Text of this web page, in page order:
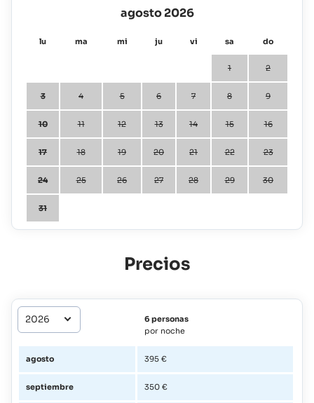
agosto 2026
lu ma mi ju vi sa do
1 2
3 4 5 6 7 8 9
10 11 12 13 14 15 16
17 18 19 20 21 22 23
24 25 26 27 28 29 30
31
Precios
6 personas
por noche
agosto 395 €
septiembre 350 €